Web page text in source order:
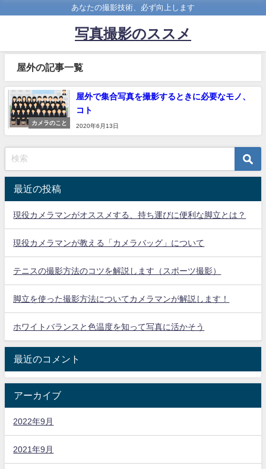
あなたの撮影技術、必ず向上します
写真撮影のススメ
屋外の記事一覧
カメラのこと
屋外で集合写真を撮影するときに必要なモノ、
コト
2020年6月13日
最近の投稿
現役カメラマンがオススメする、持ち運びに便利な脚立とは？
現役カメラマンが教える「カメラバッグ」について
テニスの撮影方法のコツを解説します（スポーツ撮影）
脚立を使った撮影方法についてカメラマンが解説します！
ホワイトバランスと色温度を知って写真に活かそう
最近のコメント
アーカイブ
2022年9月
2021年9月